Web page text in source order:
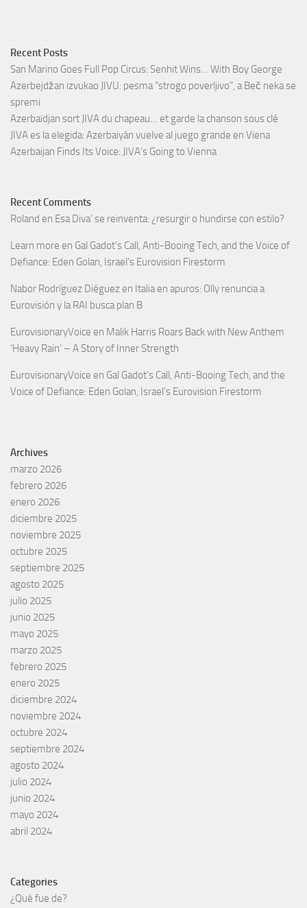
Recent Posts
San Marino Goes Full Pop Circus: Senhit Wins… With Boy George
Azerbejdžan izvukao JIVU: pesma “strogo poverljivo”, a Beč neka se
spremi
Azerbaïdjan sort JIVA du chapeau… et garde la chanson sous clé
JIVA es la elegida: Azerbaiyán vuelve al juego grande en Viena
Azerbaijan Finds Its Voice: JIVA’s Going to Vienna
Recent Comments
Roland en Esa Diva’ se reinventa: ¿resurgir o hundirse con estilo?
Learn more en Gal Gadot’s Call, Anti-Booing Tech, and the Voice of
Defiance: Eden Golan, Israel’s Eurovision Firestorm
Nabor Rodríguez Diéguez en Italia en apuros: Olly renuncia a
Eurovisión y la RAI busca plan B
EurovisionaryVoice en Malik Harris Roars Back with New Anthem
‘Heavy Rain’ – A Story of Inner Strength
EurovisionaryVoice en Gal Gadot’s Call, Anti-Booing Tech, and the
Voice of Defiance: Eden Golan, Israel’s Eurovision Firestorm
Archives
marzo 2026
febrero 2026
enero 2026
diciembre 2025
noviembre 2025
octubre 2025
septiembre 2025
agosto 2025
julio 2025
junio 2025
mayo 2025
marzo 2025
febrero 2025
enero 2025
diciembre 2024
noviembre 2024
octubre 2024
septiembre 2024
agosto 2024
julio 2024
junio 2024
mayo 2024
abril 2024
Categories
¿Qué fue de?